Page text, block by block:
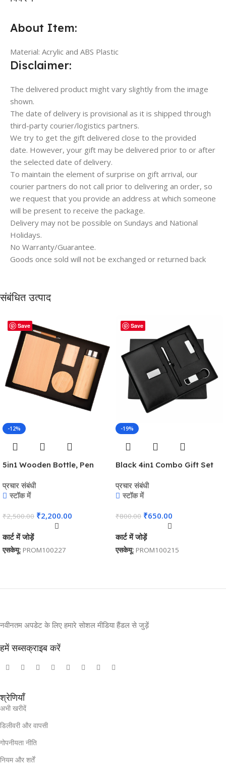
About Item:
Material: Acrylic and ABS Plastic
Disclaimer:
The delivered product might vary slightly from the image
shown.
The date of delivery is provisional as it is shipped through
third-party courier/logistics partners.
We try to get the gift delivered close to the provided
date. However, your gift may be delivered prior to or after
the selected date of delivery.
To maintain the element of surprise on gift arrival, our
courier partners do not call prior to delivering an order, so
we request that you provide an address at which someone
will be present to receive the package.
Delivery may not be possible on Sundays and National
Holidays.
No Warranty/Guarantee.
Goods once sold will not be exchanged or returned back
संबंधित उत्पाद
Save
-12%
5in1 Wooden Bottle, Pen
Wireless Charger Premium
Combo Gift Set – For
Corporate Gifting, Diwali
Gifting, Return Gift BG-
HK14091
प्रचार संबंधी
स्टॉक में
₹2,500.00 ₹2,200.00
कार्ट में जोड़ें
एसकेयू: PROM100227
Save
-19%
Black 4in1 Combo Gift Set
Cardholder, Pen and
Keychain – For Employee
Gifting, Return Gift,
Exhibition Freebies, Event
Gifting BG-JKSR202
प्रचार संबंधी
स्टॉक में
₹800.00 ₹650.00
कार्ट में जोड़ें
एसकेयू: PROM100215
नवीनतम अपडेट के लिए हमारे सोशल मीडिया हैंडल से जुड़ें
हमें सब्सक्राइब करें
श्रेणियाँ
अभी खरीदें
डिलीवरी और वापसी
गोपनीयता नीति
नियम और शर्तें